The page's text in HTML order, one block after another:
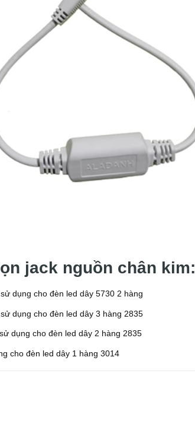
jack nguồn chân kim:
dụng cho đèn led dây 5730 2 hàng
dụng cho đèn led dây 3 hàng 2835
dụng cho đèn led dây 2 hàng 2835
cho đèn led dây 1 hàng 3014